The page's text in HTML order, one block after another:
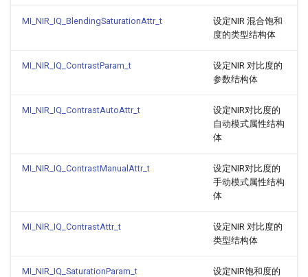
MI_NIR_IQ_BlendingSaturationAttr_t
设定NIR 混合饱和
度的类型结构体
MI_NIR_IQ_ContrastParam_t
设定NIR 对比度的
参数结构体
MI_NIR_IQ_ContrastAutoAttr_t
设定NIR对比度的
自动模式属性结构
体
MI_NIR_IQ_ContrastManualAttr_t
设定NIR对比度的
手动模式属性结构
体
MI_NIR_IQ_ContrastAttr_t
设定NIR 对比度的
类型结构体
MI_NIR_IQ_SaturationParam_t
设定NIR饱和度的